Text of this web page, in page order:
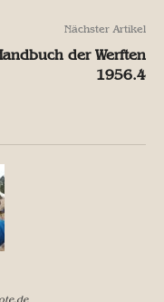
Nächster Artikel
der Werften
1956.4